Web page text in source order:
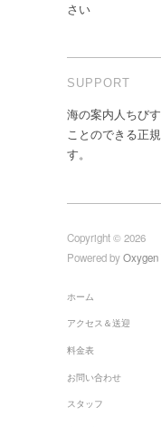
さい
SUPPORT
海の案内人ちび
ことのできる正
す。
Copyright © 2026
Powered byOxygen
ホーム
アクセス＆送迎
料金表
お問い合わせ
スタッフ